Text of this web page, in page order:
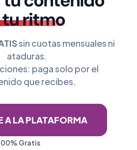
ritmo
sin cuotas mensuales ni
ataduras.
paga solo por el
que recibes.
A LA PLATAFORMA
Gratis